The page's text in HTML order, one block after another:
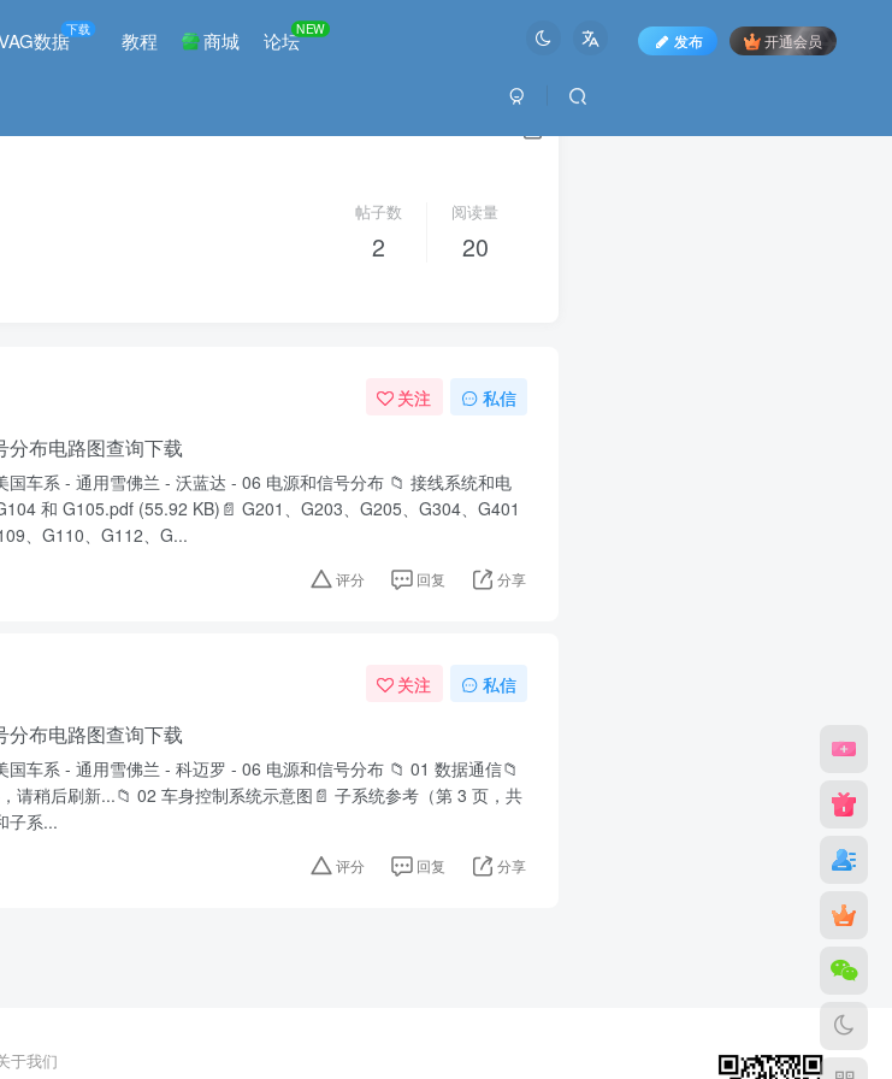
数据下载 教程 商城 论坛NEW
发布 开通会员
帖子数
2
阅读量
20
关注 私信
分布电路图查询下载
国车系 - 通用雪佛兰 - 沃蓝达 - 06 电源和信号分布 📁 接线系统和电
和 G105.pdf (55.92 KB)📄 G201、G203、G205、G304、G401
、G110、G112、G...
评分 回复 分享
关注 私信
分布电路图查询下载
车系 - 通用雪佛兰 - 科迈罗 - 06 电源和信号分布 📁 01 数据通信📁
请稍后刷新...📁 02 车身控制系统示意图📄 子系统参考（第 3 页，共
子系...
评分 回复 分享
于我们